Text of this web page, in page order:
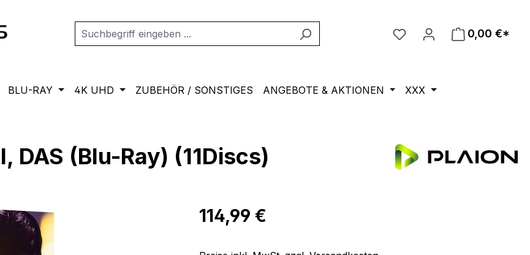
0,00 €*
BLU-RAY 4K UHD ZUBEHÖR / SONSTIGES ANGEBOTE & AKTIONEN XXX
DAS (Blu-Ray) (11Discs)
Regulärer Preis:
114,99 €